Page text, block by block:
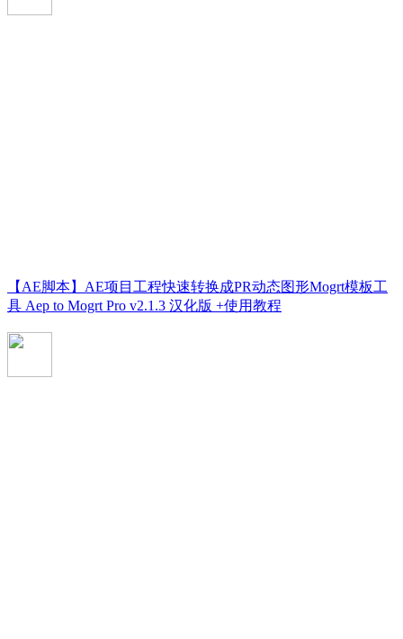
【AE脚本】AE项目工程快速转换成PR动态图形Mogrt模板工
具 Aep to Mogrt Pro v2.1.3 汉化版 +使用教程